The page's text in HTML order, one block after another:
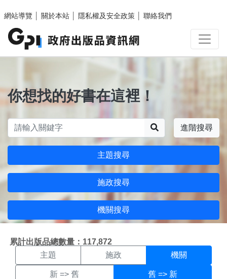
網站導覽
關於本站 隱私權及安全政策 聯絡我們
你想找的好書在這裡！
進階搜尋
主題搜尋
施政搜尋
機關搜尋
累計出版品總數量：117,872
機關搜尋結果頁面
主題 施政 機關
新 => 舊 舊 => 新